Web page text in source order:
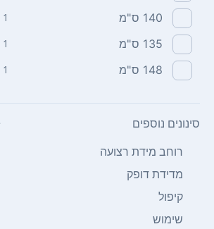
140‏ ס"מ 1
135‏ ס"מ 1
148‏ ס"מ 1
סינונים נוספים
רוחב מידת רצועה
מדידת דופק
קיפול
שימוש